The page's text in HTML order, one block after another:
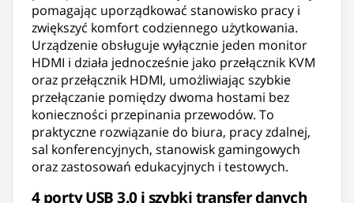
pomagając uporządkować stanowisko pracy i
zwiększyć komfort codziennego użytkowania.
Urządzenie obsługuje wyłącznie jeden monitor
HDMI i działa jednocześnie jako przełącznik KVM
oraz przełącznik HDMI, umożliwiając szybkie
przełączanie pomiędzy dwoma hostami bez
konieczności przepinania przewodów. To
praktyczne rozwiązanie do biura, pracy zdalnej,
sal konferencyjnych, stanowisk gamingowych
oraz zastosowań edukacyjnych i testowych.
4 porty USB 3.0 i szybki transfer danych